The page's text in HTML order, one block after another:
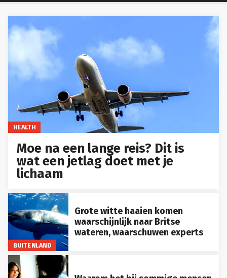
HEALTH
Moe na een lange reis? Dit is
wat een jetlag doet met je
lichaam
BUITENLAND
Grote witte haaien komen
waarschijnlijk naar Britse
wateren, waarschuwen experts